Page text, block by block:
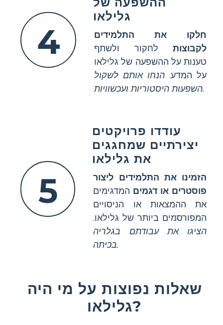
4
גלילאו
חלקו את התלמידים
לקבוצות לחקור ולשתף
טענות על ההשפעה של גלילאו
על המדע. הנחו אותם לשקול
השפעות היסטוריות ועכשוויות.
5
עודדו פרויקטים
יצירתיים שמחגגים
את גלילאו
הזמינו את התלמידים ליצור
פוסטרים או דגמים המדגימים
את ההמצאות או הניסויים
המפורסמים ביותר של גלילאו.
הציגו את עבודתם בגלריה
בכיתה.
שאלות נפוצות על מי היה
גלילאו?